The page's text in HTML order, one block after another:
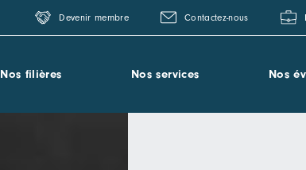
Devenir membre Contactez-nous
Nos filières Nos services Nos